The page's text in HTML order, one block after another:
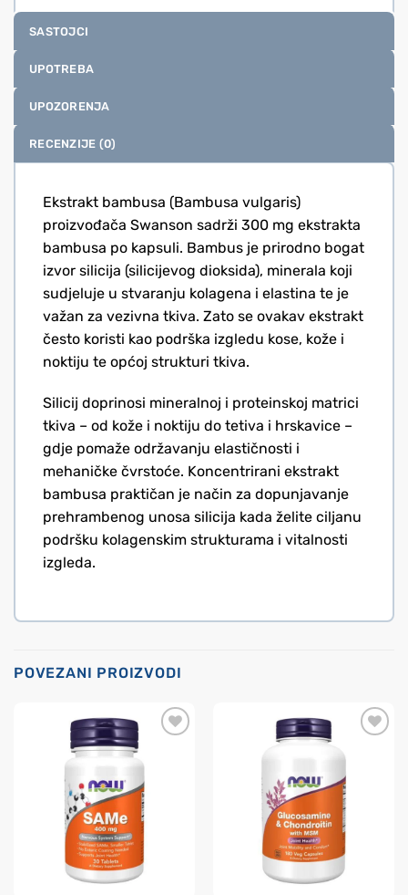
SASTOJCI
UPOTREBA
UPOZORENJA
RECENZIJE (0)
Ekstrakt bambusa (Bambusa vulgaris)
proizvođača Swanson sadrži 300 mg ekstrakta
bambusa po kapsuli. Bambus je prirodno bogat
izvor silicija (silicijevog dioksida), minerala koji
sudjeluje u stvaranju kolagena i elastina te je
važan za vezivna tkiva. Zato se ovakav ekstrakt
često koristi kao podrška izgledu kose, kože i
noktiju te općoj strukturi tkiva.
Silicij doprinosi mineralnoj i proteinskoj matrici
tkiva – od kože i noktiju do tetiva i hrskavice –
gdje pomaže održavanju elastičnosti i
mehaničke čvrstoće. Koncentrirani ekstrakt
bambusa praktičan je način za dopunjavanje
prehrambenog unosa silicija kada želite ciljanu
podršku kolagenskim strukturama i vitalnosti
izgleda.
POVEZANI PROIZVODI